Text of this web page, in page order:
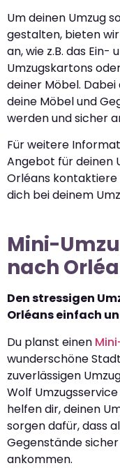
Um deinen Umzug
gestalten, bieten
an, wie z.B. das Ein-
Umzugskartons
deiner Möbel.
deine Möbel und
werden und sicher
Für weitere
Angebot für deinen
Orléans kontaktiere
dich bei deinem
Mini-
nach
Den stressigen
Orléans einfach
Du planst einen
wunderschöne
zuverlässigen
Wolf
helfen dir, deinen
sorgen dafür, dass
Gegenstände
ankommen.